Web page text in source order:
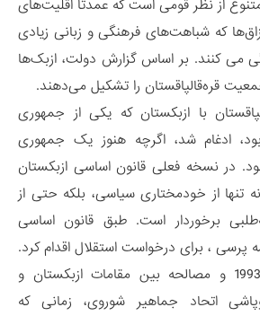
از نظر قومی است که عمدتاً اقلیت‌های
که شباهت‌های فرهنگی و زبانی زیادی
می کنند. بر اساس گزارش دولت، ازبک‌ها
با ازبکستان که یکی از جمهوری
ادغام شد، اگرچه هنوز یک جمهوری
در نسخه فعلی قانون اساسی ازبکستان
تنها از خودمختاری سیاسی، بلکه حتی از
برخوردار است. طبق قانون اساسی
، برای درخواست استقلال اقدام کرد.
ترتیب فعلی به سال 1993 و مصالحه‌ بین مقامات ازبکستان و
اتحاد جماهیر شوروی، زمانی که